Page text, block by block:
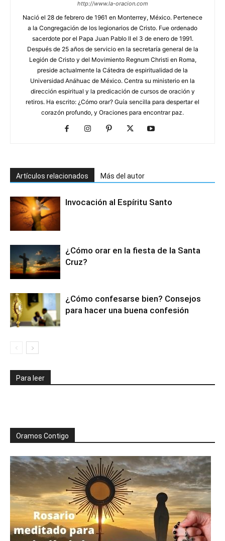
http://www.la-oracion.com
Nació el 28 de febrero de 1961 en Monterrey, México. Pertenece
a la Congregación de los legionarios de Cristo. Fue ordenado
sacerdote por el Papa Juan Pablo II el 3 de enero de 1991.
Después de 25 años de servicio en la secretaría general de la
Legión de Cristo y del Movimiento Regnum Christi en Roma,
preside actualmente la Cátedra de espiritualidad de la
Universidad Anáhuac de México. Centra su ministerio en la
dirección espiritual y la predicación de cursos de oración y
retiros. Ha escrito: ¿Cómo orar? Guía sencilla para despertar el
corazón profundo, y Oraciones para encontrar paz.
Artículos relacionados Más del autor
Invocación al Espíritu Santo
¿Cómo orar en la fiesta de la Santa
Cruz?
¿Cómo confesarse bien? Consejos
para hacer una buena confesión
Para leer
Oramos Contigo